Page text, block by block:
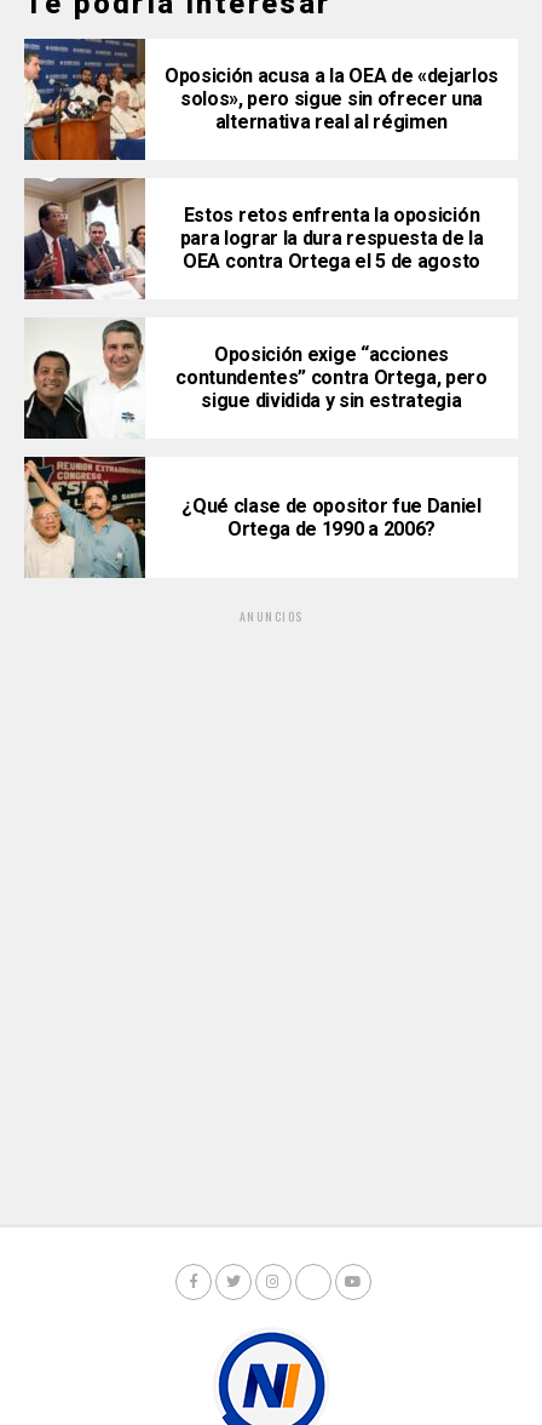
Oposición acusa a la OEA de «dejarlos
solos», pero sigue sin ofrecer una
alternativa real al régimen
Estos retos enfrenta la oposición
para lograr la dura respuesta de la
OEA contra Ortega el 5 de agosto
Oposición exige “acciones
contundentes” contra Ortega, pero
sigue dividida y sin estrategia
¿Qué clase de opositor fue Daniel
Ortega de 1990 a 2006?
ANUNCIOS